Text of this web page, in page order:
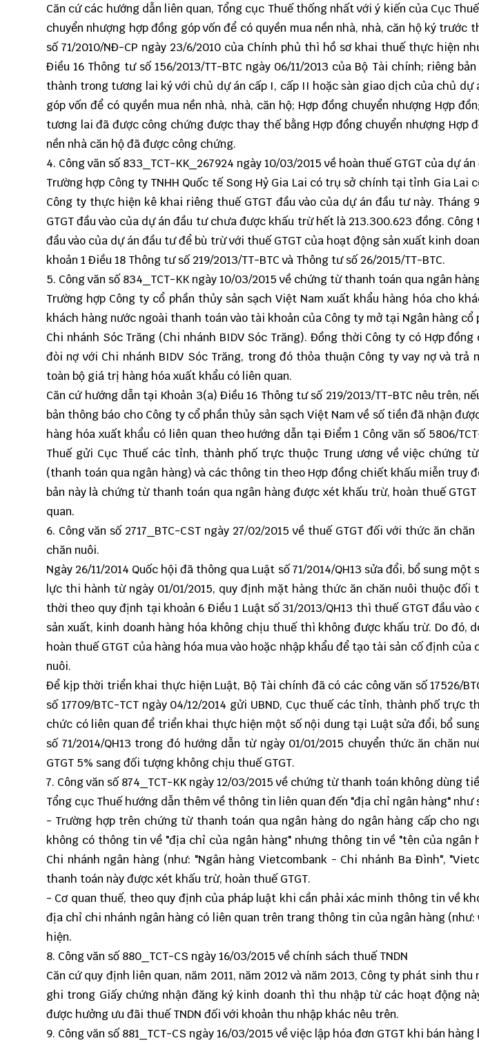
Căn cứ các hướng dẫn liên quan, Tổng cục Thuế thống nhất với ý kiến của Cục
chuyển nhượng hợp đồng góp vốn để có quyền mua nền nhà, nhà, căn hộ ký
số 71/2010/NĐ-CP ngày 23/6/2010 của Chính phủ thì hồ sơ khai thuế thực hiện
Điều 16 Thông tư số 156/2013/TT-BTC ngày 06/11/2013 của Bộ Tài chính; riêng
thành trong tương lai ký với chủ dự án cấp I, cấp II hoặc sàn giao dịch của chủ dự
góp vốn để có quyền mua nền nhà, nhà, căn hộ; Hợp đồng chuyển nhượng Hợp
tương lai đã được công chứng được thay thế bằng Hợp đồng chuyển nhượng Hợp
nền nhà căn hộ đã được công chứng.
4. Công văn số 833_TCT-KK_267924 ngày 10/03/2015 về hoàn thuế GTGT của dự
Trường hợp Công ty TNHH Quốc tế Song Hỷ Gia Lai có trụ sở chính tại tỉnh Gia
Công ty thực hiện kê khai riêng thuế GTGT đầu vào của dự án đầu tư này.
GTGT đầu vào của dự án đầu tư chưa được khấu trừ hết là 213.300.623 đồng.
đầu vào của dự án đầu tư để bù trừ với thuế GTGT của hoạt động sản xuất kinh
khoản 1 Điều 18 Thông tư số 219/2013/TT-BTC và Thông tư số 26/2015/TT-BTC.
5. Công văn số 834_TCT-KK ngày 10/03/2015 về chứng từ thanh toán qua ngân
Trường hợp Công ty cổ phần thủy sản sạch Việt Nam xuất khẩu hàng hóa cho
khách hàng nước ngoài thanh toán vào tài khoản của Công ty mở tại Ngân hàng
Chi nhánh Sóc Trăng (Chi nhánh BIDV Sóc Trăng). Đồng thời Công ty có Hợp
đòi nợ với Chi nhánh BIDV Sóc Trăng, trong đó thỏa thuận Công ty vay nợ và trả
toàn bộ giá trị hàng hóa xuất khẩu có liên quan.
Căn cứ hướng dẫn tại Khoản 3(a) Điều 16 Thông tư số 219/2013/TT-BTC nêu trên,
bản thông báo cho Công ty cổ phần thủy sản sạch Việt Nam về số tiền đã nhận
hàng hóa xuất khẩu có liên quan theo hướng dẫn tại Điểm 1 Công văn số 5806/
Thuế gửi Cục Thuế các tỉnh, thành phố trực thuộc Trung ương về việc chứng
(thanh toán qua ngân hàng) và các thông tin theo Hợp đồng chiết khấu miễn truy
bản này là chứng từ thanh toán qua ngân hàng được xét khấu trừ, hoàn thuế
quan.
6. Công văn số 2717_BTC-CST ngày 27/02/2015 về thuế GTGT đối với thức ăn
chăn nuôi.
Ngày 26/11/2014 Quốc hội đã thông qua Luật số 71/2014/QH13 sửa đổi, bổ sung
lực thi hành từ ngày 01/01/2015, quy định mặt hàng thức ăn chăn nuôi thuộc đối
thời theo quy định tại khoản 6 Điều 1 Luật số 31/2013/QH13 thì thuế GTGT đầu
sản xuất, kinh doanh hàng hóa không chịu thuế thì không được khấu trừ. Do đó,
hoàn thuế GTGT của hàng hóa mua vào hoặc nhập khẩu để tạo tài sản cố định
nuôi.
Để kịp thời triển khai thực hiện Luật, Bộ Tài chính đã có các công văn số 17526/
số 17709/BTC-TCT ngày 04/12/2014 gửi UBND, Cục thuế các tỉnh, thành phố trực
chức có liên quan để triển khai thực hiện một số nội dung tại Luật sửa đổi, bổ
số 71/2014/QH13 trong đó hướng dẫn từ ngày 01/01/2015 chuyển thức ăn chăn
GTGT 5% sang đối tượng không chịu thuế GTGT.
7. Công văn số 874_TCT-KK ngày 12/03/2015 về chứng từ thanh toán không dùng
Tổng cục Thuế hướng dẫn thêm về thông tin liên quan đến "địa chỉ ngân hàng" như
- Trường hợp trên chứng từ thanh toán qua ngân hàng do ngân hàng cấp cho
không có thông tin về "địa chỉ của ngân hàng" nhưng thông tin về "tên của ngân
Chi nhánh ngân hàng (như: "Ngân hàng Vietcombank - Chi nhánh Ba Đình",
thanh toán này được xét khấu trừ, hoàn thuế GTGT.
- Cơ quan thuế, theo quy định của pháp luật khi cần phải xác minh thông tin về
địa chỉ chi nhánh ngân hàng có liên quan trên trang thông tin của ngân hàng (như:
hiện.
8. Công văn số 880_TCT-CS ngày 16/03/2015 về chính sách thuế TNDN
Căn cứ quy định liên quan, năm 2011, năm 2012 và năm 2013, Công ty phát sinh
ghi trong Giấy chứng nhận đăng ký kinh doanh thì thu nhập từ các hoạt động
được hưởng ưu đãi thuế TNDN đối với khoản thu nhập khác nêu trên.
9. Công văn số 881_TCT-CS ngày 16/03/2015 về việc lập hóa đơn GTGT khi bán